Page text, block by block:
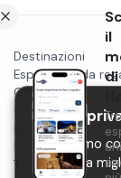
Destinazioni
Esperienze da
Gift card
Cosa fare a...
Blog
Privacy
Termini
il
di
La tua
Utilizziamo
aiutarci a